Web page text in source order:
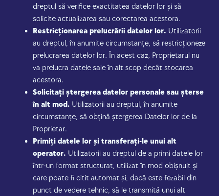
dreptul să verifice exactitatea datelor lor și să
solicite actualizarea sau corectarea acestora.
Restricționarea prelucrării datelor lor. Utilizatorii
au dreptul, în anumite circumstanțe, să restricționeze
prelucrarea datelor lor. În acest caz, Proprietarul nu
va prelucra datele sale în alt scop decât stocarea
acestora.
Solicitați ștergerea datelor personale sau șterse
în alt mod. Utilizatorii au dreptul, în anumite
circumstanțe, să obțină ștergerea Datelor lor de la
Proprietar.
Primiți datele lor și transferați-le unui alt
operator. Utilizatorii au dreptul de a primi datele lor
într-un format structurat, utilizat în mod obișnuit și
care poate fi citit automat și, dacă este fezabil din
punct de vedere tehnic, să le transmită unui alt